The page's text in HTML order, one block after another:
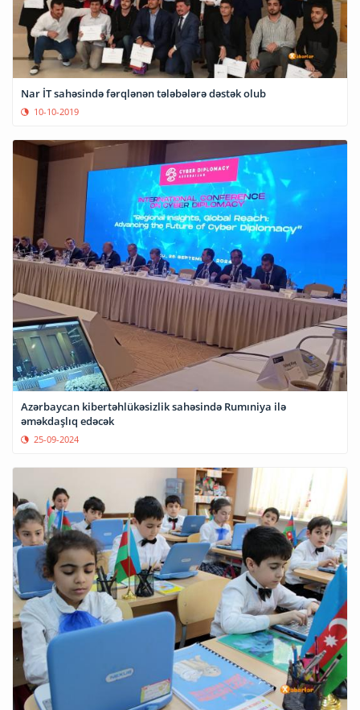
Nar İT sahəsində fərqlənən tələbələrə dəstək olub
10-10-2019
Azərbaycan kibertəhlükəsizlik sahəsində Rumıniya ilə
əməkdaşlıq edəcək
25-09-2024